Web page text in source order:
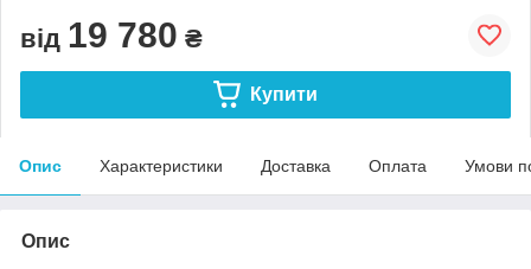
від 19 780 ₴
Купити
Опис Характеристики Доставка Оплата Умови
Опис